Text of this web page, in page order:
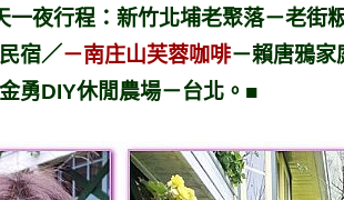
夜行程：新竹北埔老聚落－老街
宿／－南庄山芙蓉咖啡－賴唐鴉家
勇DIY休閒農場－台北。■